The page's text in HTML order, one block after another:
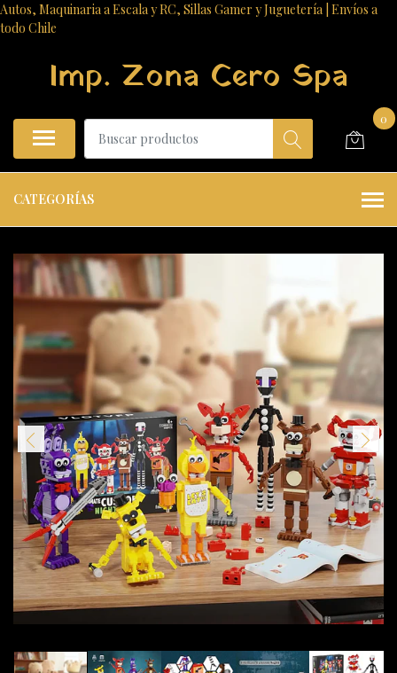
Autos, Maquinaria a Escala y RC, Sillas Gamer y Juguetería | Envíos a
todo Chile
Imp. Zona Cero Spa
0
CATEGORÍAS